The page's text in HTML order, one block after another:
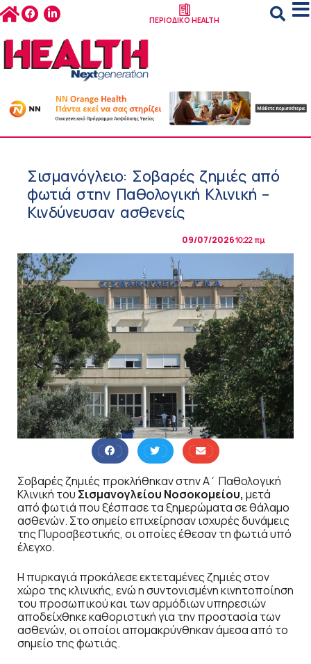
ΠΕΡΙΟΔΙΚΟ HEALTH
Σισμανόγλειο: Σοβαρές ζημιές από
φωτιά στην Παθολογική Κλινική –
Κινδύνευσαν ασθενείς
09/07/202610:22 πμ
Σοβαρές ζημιές προκλήθηκαν στην Α΄ Παθολογική
Κλινική του Σισμανογλείου Νοσοκομείου, μετά
από φωτιά που ξέσπασε τα ξημερώματα σε θάλαμο
ασθενών. Στο σημείο επιχείρησαν ισχυρές δυνάμεις
της Πυροσβεστικής, οι οποίες έθεσαν τη φωτιά υπό
έλεγχο.
Η πυρκαγιά προκάλεσε εκτεταμένες ζημιές στον
χώρο της κλινικής, ενώ η συντονισμένη κινητοποίηση
του προσωπικού και των αρμόδιων υπηρεσιών
αποδείχθηκε καθοριστική για την προστασία των
ασθενών, οι οποίοι απομακρύνθηκαν άμεσα από το
σημείο της φωτιάς.